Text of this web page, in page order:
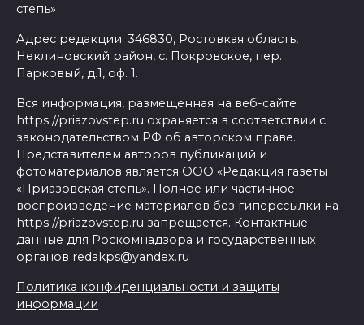
степь»
Адрес редакции: 346830, Ростовкая область,
Неклиновский район, с. Покровское, пер.
Парковый, д.1, оф. 1.
Вся информация, размещенная на веб-сайте
https://priazovstep.ru охраняется в соответствии с
законодательством РФ об авторском праве.
Представителем авторов публикаций и
фотоматериалов является ООО «Редакция газеты
«Приазовская степь». Полное или частичное
воспроизведение материалов без гиперссылки на
https://priazovstep.ru запрещается. Контактные
данные для Роскомнадзора и государственных
органов redakps@yandex.ru
Политика конфиденциальности и защиты
информации